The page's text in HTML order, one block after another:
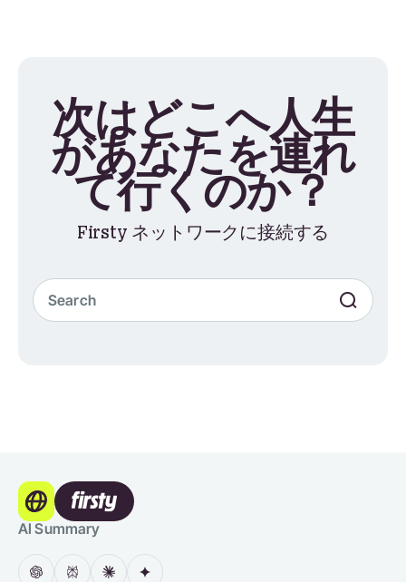
次はどこへ人生
があなたを連れ
て行くのか？
Firsty ネットワークに接続する
AI Summary